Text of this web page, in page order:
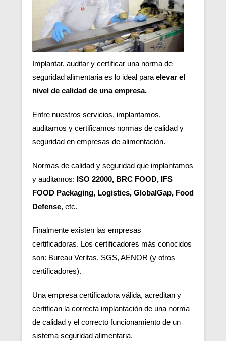
Implantar, auditar y certificar una norma de
seguridad alimentaria es lo ideal para elevar el
nivel de calidad de una empresa.
Entre nuestros servicios, implantamos,
auditamos y certificamos normas de calidad y
seguridad en empresas de alimentación.
Normas de calidad y seguridad que implantamos
y auditamos: ISO 22000, BRC FOOD, IFS
FOOD Packaging, Logistics, GlobalGap, Food
Defense, etc.
Finalmente existen las empresas
certificadoras. Los certificadores más conocidos
son: Bureau Veritas, SGS, AENOR (y otros
certificadores).
Una empresa certificadora válida, acreditan y
certifican la correcta implantación de una norma
de calidad y el correcto funcionamiento de un
sistema seguridad alimentaria.